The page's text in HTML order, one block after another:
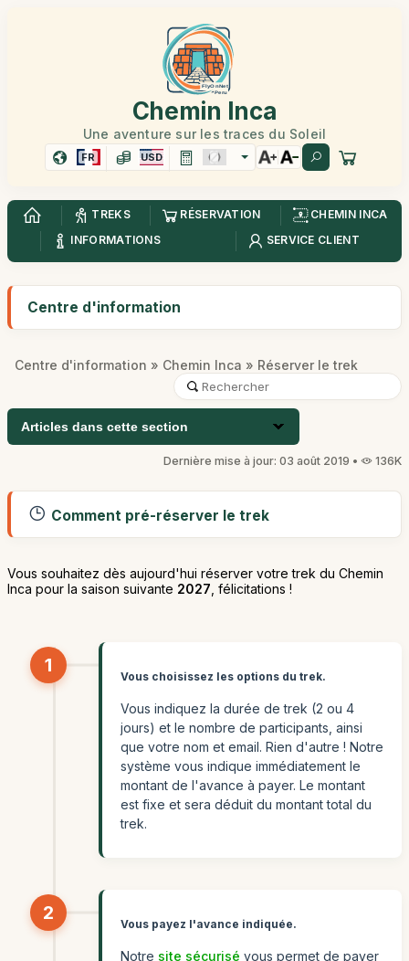
Chemin Inca
Une aventure sur les traces du Soleil
FR USD
TREKS RÉSERVATION
CHEMIN INCA
INFORMATIONS
SERVICE CLIENT
Centre d'information
Centre d'information » Chemin Inca » Réserver le trek
Articles dans cette section
Dernière mise à jour: 03 août 2019 • 136K
Comment pré-réserver le trek
Vous souhaitez dès aujourd'hui réserver votre trek du Chemin
Inca pour la saison suivante 2027 , félicitations !
1
Vous choisissez les options du trek.
Vous indiquez la durée de trek (2 ou 4
jours) et le nombre de participants, ainsi
que votre nom et email. Rien d'autre ! Notre
système vous indique immédiatement le
montant de l'avance à payer. Le montant
est fixe et sera déduit du montant total du
trek.
2
Vous payez l'avance indiquée.
Notre site sécurisé vous permet de payer